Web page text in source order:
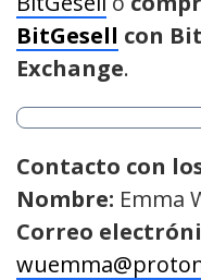
BitGesell con
Exchange.
Contacto con
Nombre: Emma
Correo